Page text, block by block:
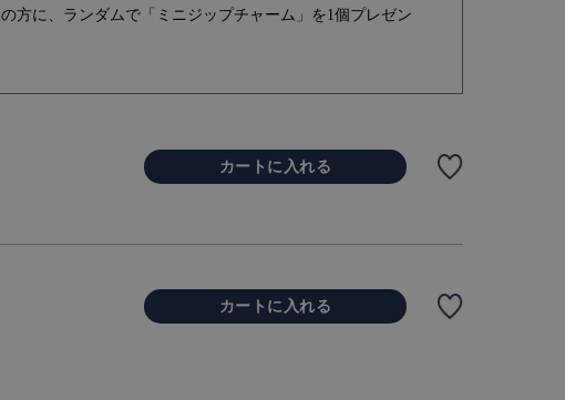
方に、ランダムで「ミニジップチャーム」を1個プレゼン
カートに入れる
カートに入れる